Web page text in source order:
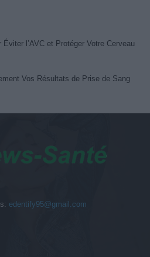
l’AVC et Protéger Votre Cerveau
Vos Résultats de Prise de Sang
edentify95@gmail.com